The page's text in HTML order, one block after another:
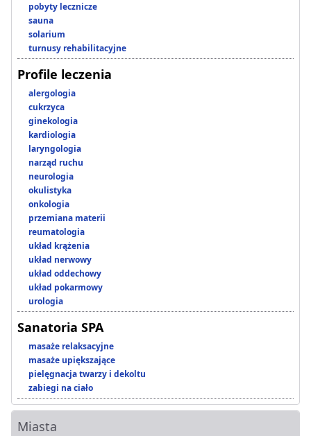
pobyty lecznicze
sauna
solarium
turnusy rehabilitacyjne
Profile leczenia
alergologia
cukrzyca
ginekologia
kardiologia
laryngologia
narząd ruchu
neurologia
okulistyka
onkologia
przemiana materii
reumatologia
układ krążenia
układ nerwowy
układ oddechowy
układ pokarmowy
urologia
Sanatoria SPA
masaże relaksacyjne
masaże upiększające
pielęgnacja twarzy i dekoltu
zabiegi na ciało
Miasta